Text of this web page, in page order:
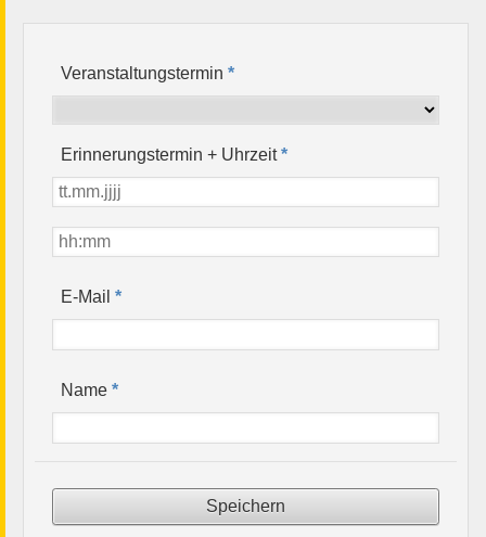
Veranstaltungstermin*
Erinnerungstermin + Uhrzeit*
E-Mail*
Name*